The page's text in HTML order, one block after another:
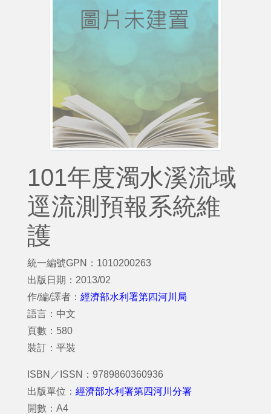
101年度濁水溪流域
逕流測預報系統維
護
統一編號GPN：1010200263
出版日期：2013/02
作/編/譯者： 經濟部水利署第四河川局
語言：中文
頁數：580
裝訂：平裝
ISBN／ISSN：9789860360936
出版單位： 經濟部水利署第四河川分署
開數：A4